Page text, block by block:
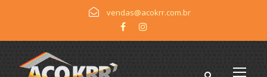
vendas@acokrr.com.br